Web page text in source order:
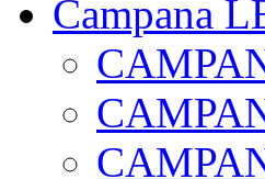
Campana